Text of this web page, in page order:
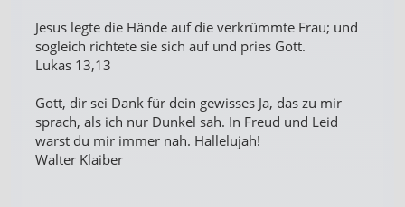
Jesus legte die Hände auf die verkrümmte Frau; und
sogleich richtete sie sich auf und pries Gott.
Lukas 13,13
Gott, dir sei Dank für dein gewisses Ja, das zu mir
sprach, als ich nur Dunkel sah. In Freud und Leid
warst du mir immer nah. Hallelujah!
Walter Klaiber